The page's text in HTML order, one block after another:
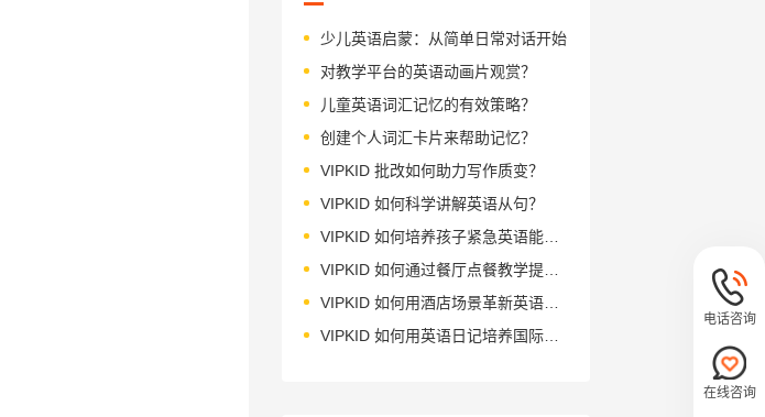
少儿英语启蒙：从简单日常对话开始
对教学平台的英语动画片观赏？
儿童英语词汇记忆的有效策略？
创建个人词汇卡片来帮助记忆？
VIPKID 批改如何助力写作质变？
VIPKID 如何科学讲解英语从句？
VIPKID 如何培养孩子紧急英语能力？
VIPKID 如何通过餐厅点餐教学提升少儿英语应用能力？
VIPKID 如何用酒店场景革新英语教学？
VIPKID 如何用英语日记培养国际化人才？
电话咨询
在线咨询